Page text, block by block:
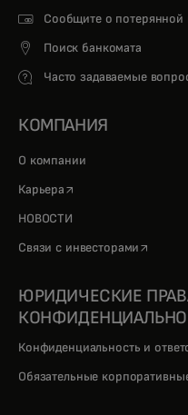
Сообщите о потерянной
Поиск банкомата
Часто задаваемые
КОМПАНИЯ
О компании
Карьера opens in a new tab
НОВОСТИ
Связи с инвесторами opens
ЮРИДИЧЕСКИЕ
Конфиденциальность и
Обязательные